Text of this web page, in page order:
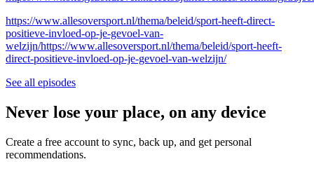
https://www.allesoversport.nl/thema/beleid/sport-heeft-direct-
positieve-invloed-op-je-gevoel-van-
welzijn/https://www.allesoversport.nl/thema/beleid/sport-heeft-
direct-positieve-invloed-op-je-gevoel-van-welzijn/
See all episodes
Never lose your place, on any device
Create a free account to sync, back up, and get personal
recommendations.